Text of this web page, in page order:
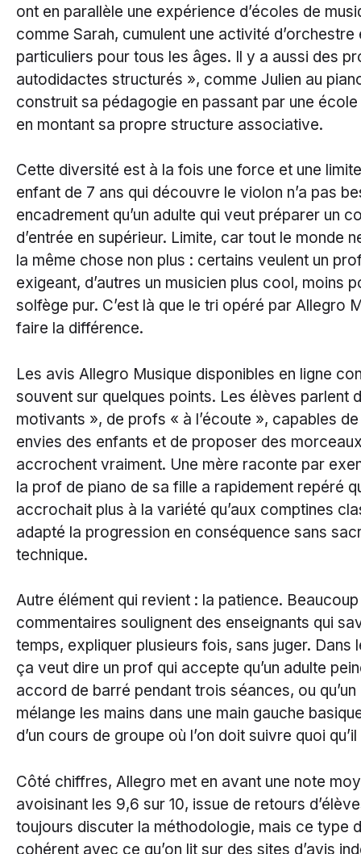
ont en parallèle une expérience d’écoles de
comme Sarah, cumulent une activité
particuliers pour tous les âges. Il y a aussi des
autodidactes structurés », comme Julien au
construit sa pédagogie en passant par une
en montant sa propre structure associative.
Cette diversité est à la fois une force et une
enfant de 7 ans qui découvre le violon n’a pas
encadrement qu’un adulte qui veut préparer un
d’entrée en supérieur. Limite, car tout le monde
la même chose non plus : certains veulent un
exigeant, d’autres un musicien plus cool, moins
solfège pur. C’est là que le tri opéré par Allegro
faire la différence.
Les avis Allegro Musique disponibles en ligne
souvent sur quelques points. Les élèves parlent
motivants », de profs « à l’écoute », capables
envies des enfants et de proposer des
accrochent vraiment. Une mère raconte par
la prof de piano de sa fille a rapidement repéré
accrochait plus à la variété qu’aux comptines
adapté la progression en conséquence sans
technique.
Autre élément qui revient : la patience.
commentaires soulignent des enseignants qui
temps, expliquer plusieurs fois, sans juger. Dans
ça veut dire un prof qui accepte qu’un adulte
accord de barré pendant trois séances, ou
mélange les mains dans une main gauche
d’un cours de groupe où l’on doit suivre quoi
Côté chiffres, Allegro met en avant une note
avoisinant les 9,6 sur 10, issue de retours
toujours discuter la méthodologie, mais ce type
cohérent avec ce qu’on lit sur des sites d’avis